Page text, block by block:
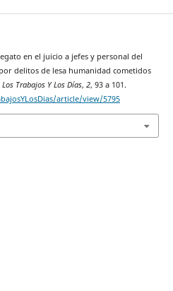
en el juicio a jefes y personal del
delitos de lesa humanidad cometidos
Los Trabajos Y Los Días, 2, 93 a 101.
article/view/5795